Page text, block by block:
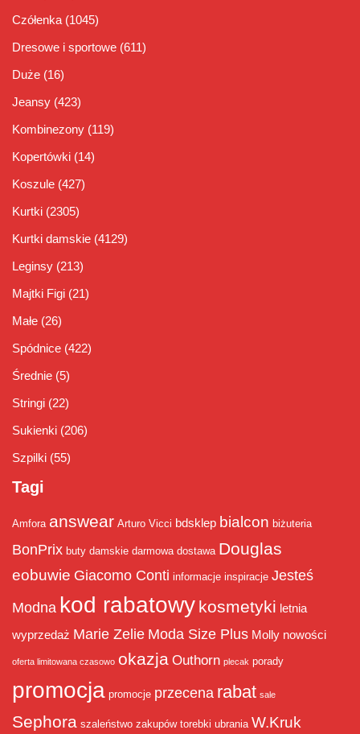
Czółenka (1045)
Dresowe i sportowe (611)
Duże (16)
Jeansy (423)
Kombinezony (119)
Kopertówki (14)
Koszule (427)
Kurtki (2305)
Kurtki damskie (4129)
Leginsy (213)
Majtki Figi (21)
Małe (26)
Spódnice (422)
Średnie (5)
Stringi (22)
Sukienki (206)
Szpilki (55)
Tagi
Amfora answear Arturo Vicci bdsklep bialcon biżuteria
BonPrix buty damskie darmowa dostawa Douglas
eobuwie Giacomo Conti informacje inspiracje Jesteś
Modna kod rabatowy kosmetyki letnia
wyprzedaż Marie Zelie Moda Size Plus Molly nowości
oferta limitowana czasowo okazja Outhorn plecak porady
promocja promocje przecena rabat sale
Sephora szaleństwo zakupów torebki ubrania W.Kruk